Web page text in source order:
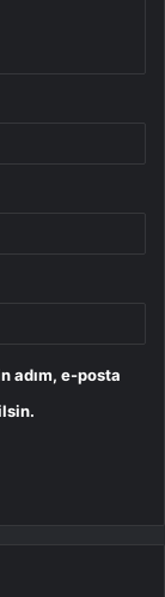
adım, e-posta